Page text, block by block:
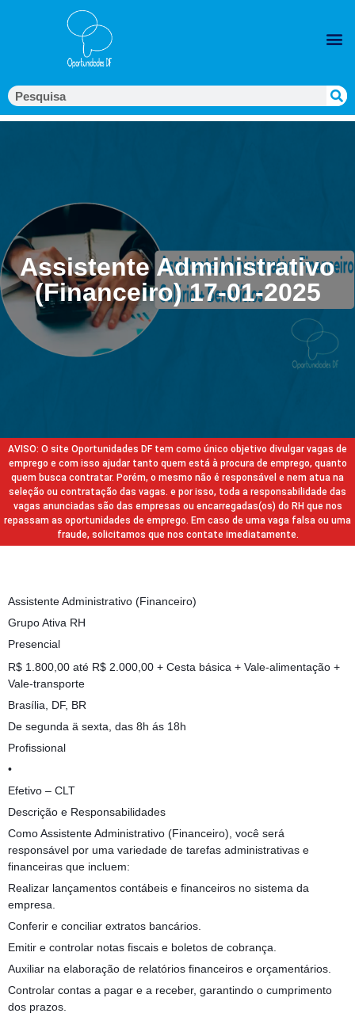
Assistente Administrativo
(Financeiro) 17-01-2025
AVISO: O site Oportunidades DF tem como único objetivo divulgar vagas de
emprego e com isso ajudar tanto quem está à procura de emprego, quanto
quem busca contratar. Porém, o mesmo não é responsável e nem atua na
seleção ou contratação das vagas. e por isso, toda a responsabilidade das
vagas anunciadas são das empresas ou encarregadas(os) do RH que nos
repassam as oportunidades de emprego. Em caso de uma vaga falsa ou uma
fraude, solicitamos que nos contate imediatamente.
Assistente Administrativo (Financeiro)
Grupo Ativa RH
Presencial
R$ 1.800,00 até R$ 2.000,00 + Cesta básica + Vale-alimentação +
Vale-transporte
Brasília, DF, BR
De segunda ä sexta, das 8h ás 18h
Profissional
•
Efetivo – CLT
Descrição e Responsabilidades
Como Assistente Administrativo (Financeiro), você será
responsável por uma variedade de tarefas administrativas e
financeiras que incluem:
Realizar lançamentos contábeis e financeiros no sistema da
empresa.
Conferir e conciliar extratos bancários.
Emitir e controlar notas fiscais e boletos de cobrança.
Auxiliar na elaboração de relatórios financeiros e orçamentários.
Controlar contas a pagar e a receber, garantindo o cumprimento
dos prazos.